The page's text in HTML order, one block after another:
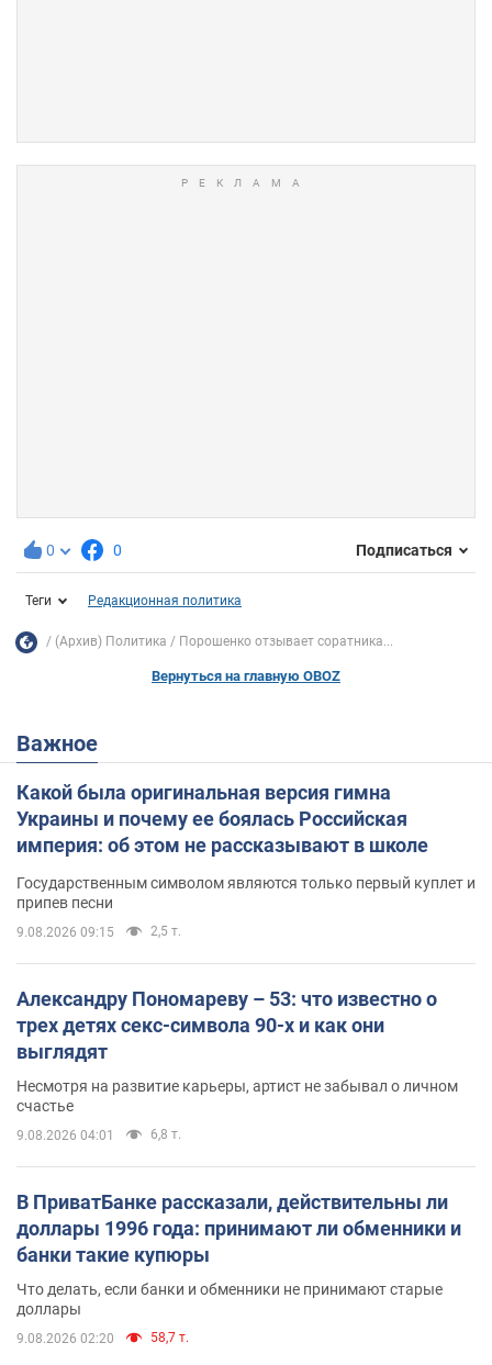
0 0 Подписаться
Теги Редакционная политика
(Архив) Политика Порошенко отзывает соратника...
Вернуться на главную OBOZ
Важное
Какой была оригинальная версия гимна
Украины и почему ее боялась Российская
империя: об этом не рассказывают в школе
Государственным символом являются только первый куплет и
припев песни
9.08.2026 09:15 2,5 т.
Александру Пономареву – 53: что известно о
трех детях секс-символа 90-х и как они
выглядят
Несмотря на развитие карьеры, артист не забывал о личном
счастье
9.08.2026 04:01 6,8 т.
В ПриватБанке рассказали, действительны ли
доллары 1996 года: принимают ли обменники и
банки такие купюры
Что делать, если банки и обменники не принимают старые
доллары
9.08.2026 02:20 58,7 т.